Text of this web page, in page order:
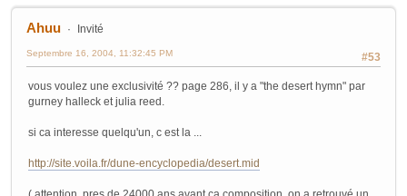
Ahuu Invité
#53
Septembre 16, 2004, 11:32:45 PM
vous voulez une exclusivité ?? page 286, il y a "the desert hymn" par
gurney halleck et julia reed.
si ca interesse quelqu'un, c est la ...
http://site.voila.fr/dune-encyclopedia/desert.mid